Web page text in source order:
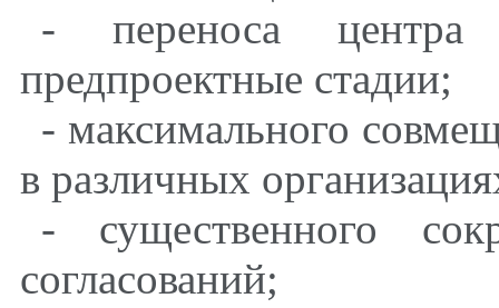
- переноса центра
предпроектные стадии;
- максимального
в различных
- существенного
согласований;